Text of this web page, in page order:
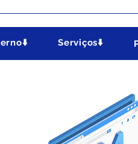
Serviços⬇️